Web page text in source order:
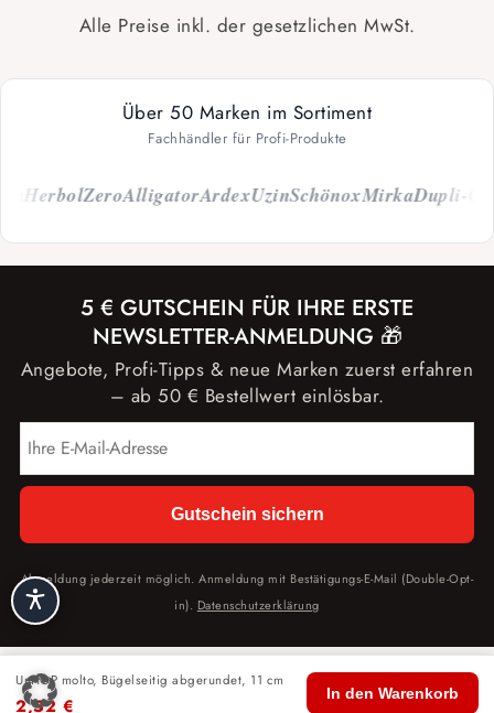
Alle Preise inkl. der gesetzlichen MwSt.
Über 50 Marken im Sortiment
Fachhändler für Profi-Produkte
HerbolZeroAlligatorArdexUzinSchönoxMirkaDupli-
UniTOP molto, Bügelseitig abgerundet, 11 cm
2,52 €
In den Warenkorb
5 € GUTSCHEIN FÜR IHRE ERSTE
NEWSLETTER-ANMELDUNG 🎁
Angebote, Profi-Tipps & neue Marken zuerst erfahren
– ab 50 € Bestellwert einlösbar.
Gutschein sichern
Abmeldung jederzeit möglich. Anmeldung mit Bestätigungs-E-Mail (Double-Opt-
in). Datenschutzerklärung
🏠 🛍️ 🔍 🛒 👤